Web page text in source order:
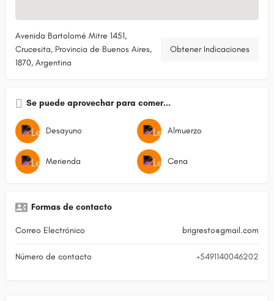
Avenida Bartolomé Mitre 1451,
Crucesita, Provincia de Buenos Aires,
1870, Argentina
Obtener Indicaciones
Se puede aprovechar para comer...
Desayuno Almuerzo
Merienda Cena
Formas de contacto
Correo Electrónico brigresto@gmail.com
Número de contacto +5491140046202